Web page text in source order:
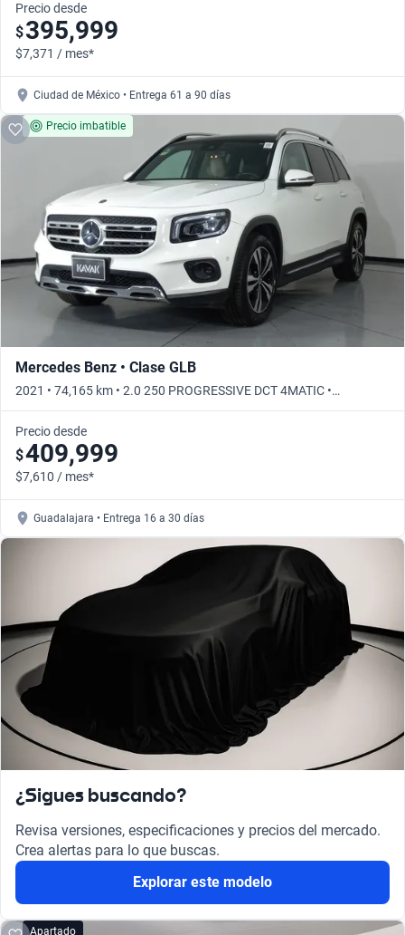
Precio desde
$395,999
$7,371 / mes*
Ciudad de México • Entrega 61 a 90 días
Precio imbatible
Mercedes Benz • Clase GLB
2021 • 74,165 km • 2.0 250 PROGRESSIVE DCT 4MATIC •
Automático
Precio desde
$409,999
$7,610 / mes*
Guadalajara • Entrega 16 a 30 días
¿Sigues buscando?
Revisa versiones, especificaciones y precios del mercado.
Crea alertas para lo que buscas.
Explorar este modelo
Apartado